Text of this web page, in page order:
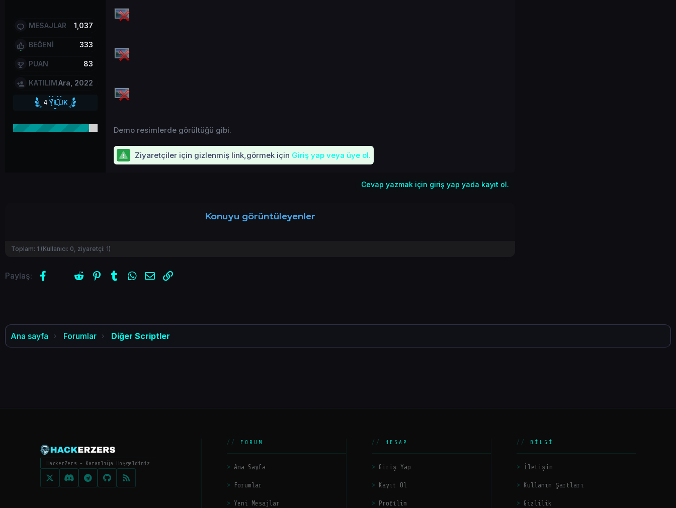
MESAJLAR 1,037
BEĞENİ 333
PUAN 83
KATILIMAra, 2022
4 YILLIK
Demo resimlerde görültüğü gibi.
Ziyaretçiler için gizlenmiş link,görmek için Giriş yap veya üye ol.
Cevap yazmak için giriş yap yada kayıt ol.
Konuyu görüntüleyenler
Toplam: 1 (Kullanıcı: 0, ziyaretçi: 1)
Paylaş: FacebookX (Twitter)
Reddit Pinterest
Tumblr WhatsApp
E-posta
Ana sayfa Forumlar Diğer Scriptler
HackerZers - Karanlığa Hoşgeldiniz.
FORUM
Ana Sayfa
Forumlar
Yeni Mesajlar
HESAP
Giriş Yap
Kayıt Ol
Profilim
BILGI
İletişim
Kullanım Şartları
Gizlilik